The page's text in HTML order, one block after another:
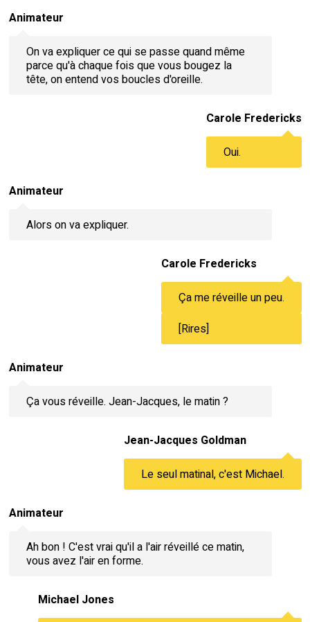
Animateur
On va expliquer ce qui se passe quand même
parce qu'à chaque fois que vous bougez la
tête, on entend vos boucles d'oreille.
Carole Fredericks
Oui.
Animateur
Alors on va expliquer.
Carole Fredericks
Ça me réveille un peu.
[Rires]
Animateur
Ça vous réveille. Jean-Jacques, le matin ?
Jean-Jacques Goldman
Le seul matinal, c'est Michael.
Animateur
Ah bon ! C'est vrai qu'il a l'air réveillé ce matin,
vous avez l'air en forme.
Michael Jones